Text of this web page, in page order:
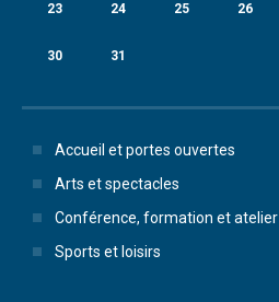
23 24 25 26
30 31
Accueil et portes ouvertes
Arts et spectacles
Conférence, formation et atelier
Sports et loisirs